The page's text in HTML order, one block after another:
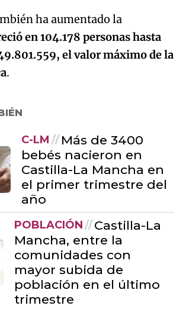
ha aumentado la
en 104.178 personas hasta
el valor máximo de la
.
C-LM
Más de 3400
bebés nacieron en
Castilla-La Mancha en
el primer trimestre del
año
POBLACIÓN
Castilla-La
Mancha, entre la
comunidades con
mayor subida de
población en el último
trimestre